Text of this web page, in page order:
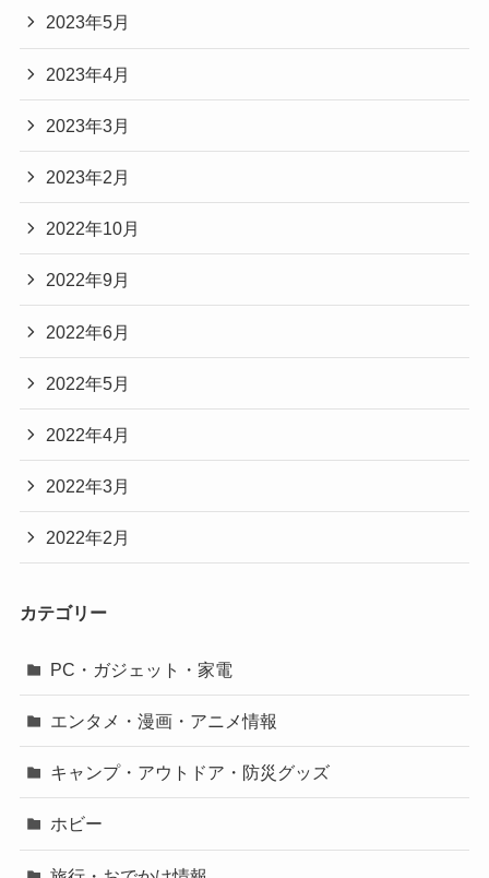
2023年5月
2023年4月
2023年3月
2023年2月
2022年10月
2022年9月
2022年6月
2022年5月
2022年4月
2022年3月
2022年2月
カテゴリー
PC・ガジェット・家電
エンタメ・漫画・アニメ情報
キャンプ・アウトドア・防災グッズ
ホビー